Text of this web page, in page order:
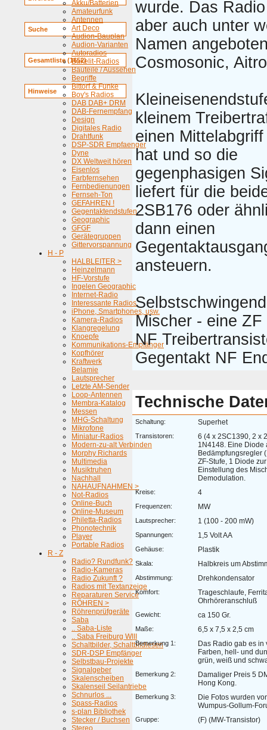
Akku/Batterien
Amateurfunk
Antennen
Art Deco
Audion-Bauplan
Audion-Varianten
Autoradios
Bakelit-Radios
Bauteile / Aussehen
Begriffe
Bittorf & Funke
Boy's Radios
DAB DAB+ DRM
DAB-Fernempfang
Design
Digitales Radio
Drahtfunk
DSP-SDR Empfaenger
Dyne
DX Weltweit hören
Eisenlos
Farbfernsehen
Fernbedienungen
Fernseh-Ton
GEFAHREN !
Gegentaktendstufen
Geographic
GFGF
Gerätegruppen
Gittervorspannung
H - P
HALBLEITER >
Heinzelmann
HF-Vorstufe
Ingelen Geographic
Internet-Radio
Interessante Radios
iPhone, Smartphones, usw.
Kamera-Radios
Klangregelung
Knoepfe
Kommunikations-Empfänger
Kopfhörer
Kraftwerk
Belamie
Lautsprecher
Letzte AM-Sender
Loop-Antennen
Membra-Katalog
Messen
MHG-Schaltung
Mikrofone
Miniatur-Radios
Modern-zu-alt Verbinden
Morphy Richards
Multimedia
Musiktruhen
Nachhall
NAHAUFNAHMEN >
Not-Radios
Online-Buch
Online-Museum
Philetta-Radios
Phonotechnik
Player
Portable Radios
R - Z
Radio? Rundfunk?
Radio-Kameras
Radio Zukunft ?
Radios mit Textanzeige
Reparaturen Service
RÖHREN >
Röhrenprüfgeräte
Saba
.. Saba-Liste
.. Saba Freiburg WIII
Schaltbilder, Schaltbildlesen
SDR-DSP Empfänger
Selbstbau-Projekte
Signalgeber
Skalenscheiben
Skalenseil Seilantriebe
Schnurlos ...
Spass-Radios
s-plan Bibliothek
Stecker / Buchsen
Stereo
Suche
Gesamtliste (1652)
Hinweise
wurde. Das
aber auch unter
Namen
Cosmosonic,
kleinem
einen
hat und so die
gegenphasigen
liefert für die
2SB176 oder
dann einen
ansteuern.
Mischer - eine ZF
NF
Gegentakt NF
Technische
Schaltung: Superhet
Transistoren:
6 (4 x 2SC1390, 2 x
1N4148. Eine Diode
Bedämpfungsregler
ZF-Stufe, 1 Diode
Einstellung des
Demodulation.
Kreise: 4
Frequenzen: MW
Lautsprecher: 1 (100 - 200 mW)
Spannungen: 1,5 Volt AA
Gehäuse: Plastik
Skala: Halbkreis um
Abstimmung: Drehkondensator
Komfort:
Trageschlaufe,
Ohrhöreranschluß
Gewicht: ca 150 Gr.
Maße: 6,5 x 7,5 x 2,5 cm
Bemerkung 1:
Das Radio gab es in
Farben, hell- und
grün, weiß und
Bemerkung 2:
Damaliger Preis 5
Hong Kong.
Bemerkung 3:
Die Fotos wurden
Wumpus-Gollum-
Gruppe: (F) (MW-Transistor)